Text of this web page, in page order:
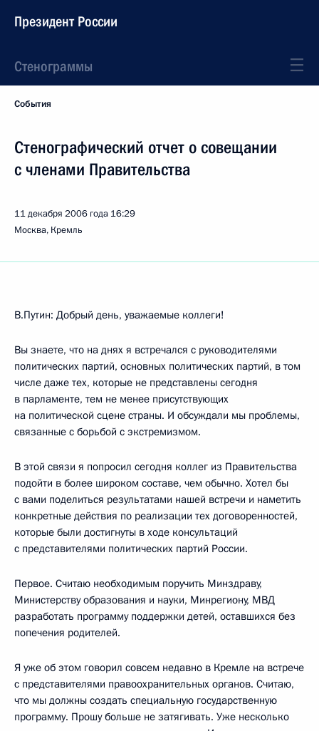
Президент России
Стенограммы
События
Стенографический отчет о совещании
с членами Правительства
11 декабря 2006 года 16:29
Москва, Кремль
В.Путин: Добрый день, уважаемые коллеги!
Вы знаете, что на днях я встречался с руководителями
политических партий, основных политических партий, в том
числе даже тех, которые не представлены сегодня
в парламенте, тем не менее присутствующих
на политической сцене страны. И обсуждали мы проблемы,
связанные с борьбой с экстремизмом.
В этой связи я попросил сегодня коллег из Правительства
подойти в более широком составе, чем обычно. Хотел бы
с вами поделиться результатами нашей встречи и наметить
конкретные действия по реализации тех договоренностей,
которые были достигнуты в ходе консультаций
с представителями политических партий России.
Первое. Считаю необходимым поручить Минздраву,
Министерству образования и науки, Минрегиону, МВД
разработать программу поддержки детей, оставшихся без
попечения родителей.
Я уже об этом говорил совсем недавно в Кремле на встрече
с представителями правоохранительных органов. Считаю,
что мы должны создать специальную государственную
программу. Прошу больше не затягивать. Уже несколько